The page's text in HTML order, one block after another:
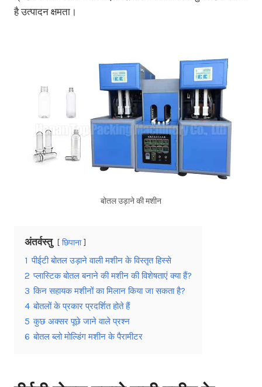
है उत्पादन क्षमता।
बोतल उड़ाने की मशीन
अंतर्वस्तु छिपाना
1 पीईटी बोतल उड़ाने वाली मशीन के विस्तृत हिस्से
2 प्लास्टिक बोतल बनाने की मशीन की विशेषताएं क्या हैं?
3 किन सहायक मशीनों का मिलान किया जा सकता है?
4 बोतलों के प्रकार प्रदर्शित होते हैं
5 कुछ अक्सर पूछे जाने वाले प्रश्न
6 बोतल ब्लो मोल्डिंग मशीन के पैरामीटर